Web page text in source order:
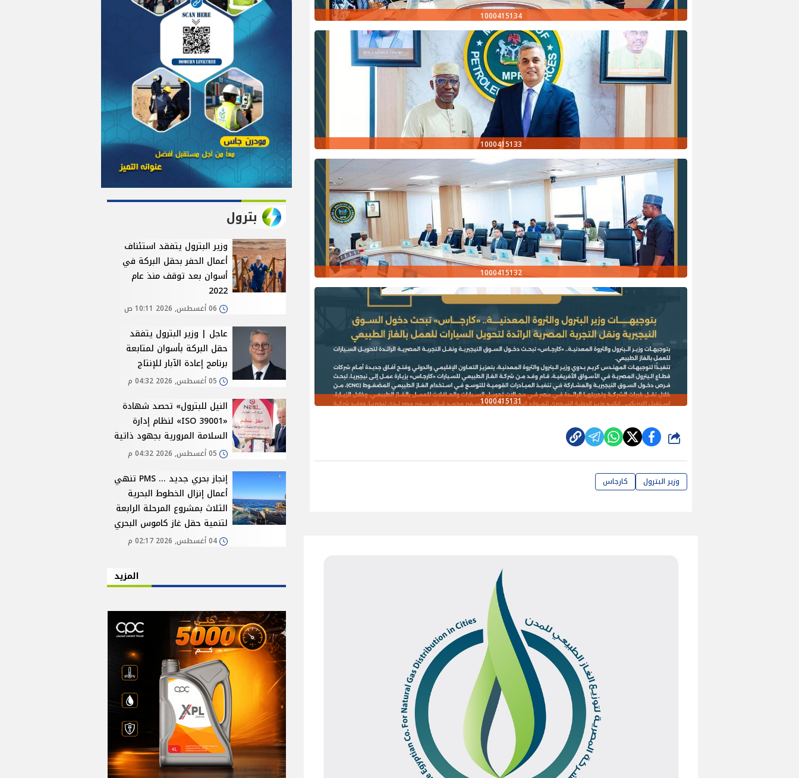
1000415134
1000415133
1000415132
1000415131
شارك
وزير البترول كارجاس
بترول
وزير البترول يتفقد استئناف
أعمال الحفر بحقل البركة في
أسوان بعد توقف منذ عام
2022
06 أغسطس, 2026 10:11 ص
عاجل | وزير البترول يتفقد
حقل البركة بأسوان لمتابعة
برنامج إعادة الآبار للإنتاج
05 أغسطس, 2026 04:32 م
النيل للبترول» تحصد شهادة
«ISO 39001» لنظام إدارة
السلامة المرورية بجهود ذاتية
05 أغسطس, 2026 04:32 م
إنجاز بحري جديد ... PMS تنهي
أعمال إنزال الخطوط البحرية
الثلاث بمشروع المرحلة الرابعة
لتنمية حقل غاز كاموس البحري
04 أغسطس, 2026 02:17 م
المزيد